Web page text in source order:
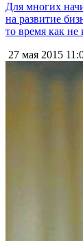
Для многих
на развитие
то время как
27 мая 2015